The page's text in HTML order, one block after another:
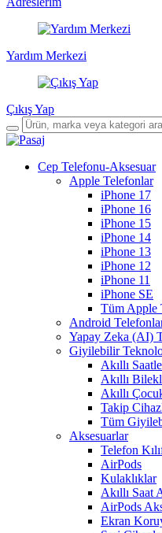
Yardım Merkezi
Çıkış Yap
Cep Telefonu-Aksesuar
Apple Telefonlar
iPhone 17
iPhone 16
iPhone 15
iPhone 14
iPhone 13
iPhone 12
iPhone 11
iPhone SE
Tüm Apple
Android
Yapay Zeka (AI)
Giyilebilir
Akıllı
Akıllı
Akıllı
Takip
Tüm
Aksesuarlar
Telefon
AirPods
Kulaklıklar
Akıllı Saat
AirPods
Ekran